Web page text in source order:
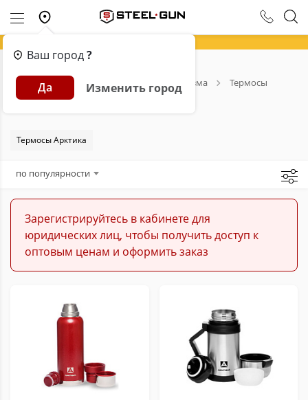
Ваш город?
Да Изменить город
Главная Каталог Товары для туризма Термосы
Термосы
Термосы Арктика
по популярности
Зарегистрируйтесь в кабинете для
юридических лиц, чтобы получить доступ к
оптовым ценам и оформить заказ